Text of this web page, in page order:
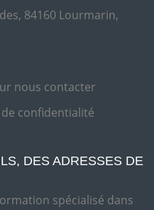
84160 Lourmarin,
nous contacter
confidentialité
DES ADRESSES DE
spécialisé dans